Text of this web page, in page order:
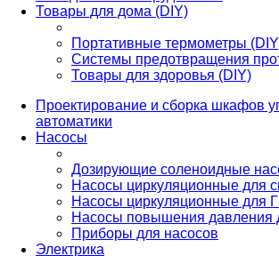
Товары для дома (DIY)
Портативные термометры
Системы предотвращения
Товары для здоровья (DIY)
Проектирование и сборка шкафов
автоматики
Насосы
Дозирующие соленоидные
Насосы циркуляционные для
Насосы циркуляционные для
Насосы повышения давления
Приборы для насосов
Электрика